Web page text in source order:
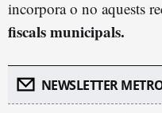
incorpora o no aquests
fiscals municipals.
NEWSLETTER